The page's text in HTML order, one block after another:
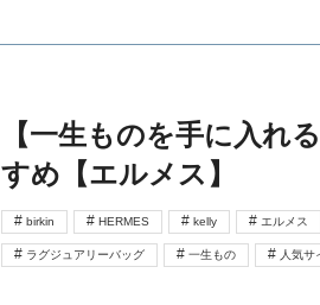
【一生ものを手に入
すめ【エルメス】
birkin HERMES kelly エルメス
ラグジュアリーバッグ 一生もの 人気サ